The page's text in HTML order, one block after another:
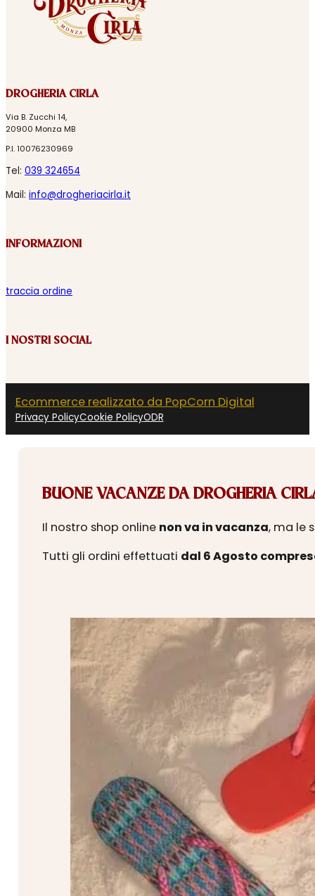
DROGHERIA CIRLA
Via B. Zucchi 14,
20900 Monza MB
P.I. 10076230969
Tel: 039 324654
Mail: info@drogheriacirla.it
INFORMAZIONI
traccia ordine
I NOSTRI SOCIAL
Ecommerce realizzato da PopCorn Digital
Privacy PolicyCookie PolicyODR
BUONE VACANZE DA DROGHERIA
Il nostro shop online non va in vacanza, ma le
Tutti gli ordini effettuati dal 6 Agosto